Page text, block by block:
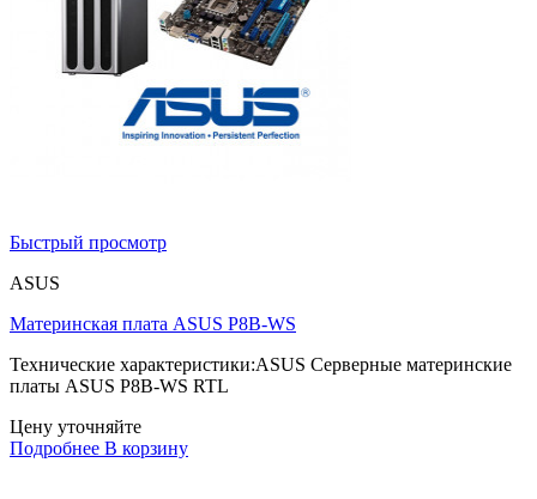
Быстрый просмотр
ASUS
Материнская плата ASUS P8B-WS
Технические характеристики:ASUS Серверные материнские
платы ASUS P8B-WS RTL
Цену уточняйте
Подробнее В корзину